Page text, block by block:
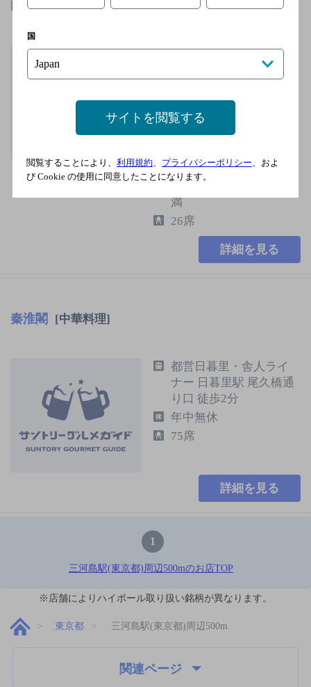
肉汁大将軍 [居酒屋]
京成本線 新三河島駅
／ＪＲ常磐線 三河島
三河島駅／東京メトロ
千代田線 町屋駅／日
暮里・舎人ライナー
日曜
満
26席
詳細を見る
秦淮閣 [中華料理]
都営日暮里・舎人ライ
ナー 日暮里駅 尾久橋通
り口 徒歩2分
年中無休
75席
詳細を見る
1
三河島駅(東京都)周辺500mのお店TOP
※店舗によりハイボール取り扱い銘柄が異なります。
東京都 三河島駅(東京都)周辺500m
関連ページ
国
サイトを閲覧する
閲覧することにより、 利用規約 プライバシーポリシー 、およ
び Cookie の使用に同意したことになります。